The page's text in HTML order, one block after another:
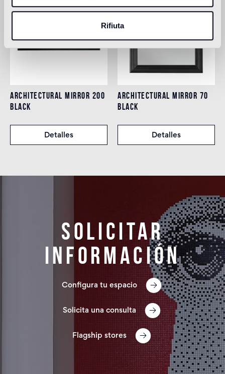
Rifiuta
ARCHITECTURAL MIRROR 200
BLACK
Detalles
ARCHITECTURAL MIRROR 70
BLACK
Detalles
Solicitar
información
Configura tu espacio
Solicita una consulta
Flagship stores